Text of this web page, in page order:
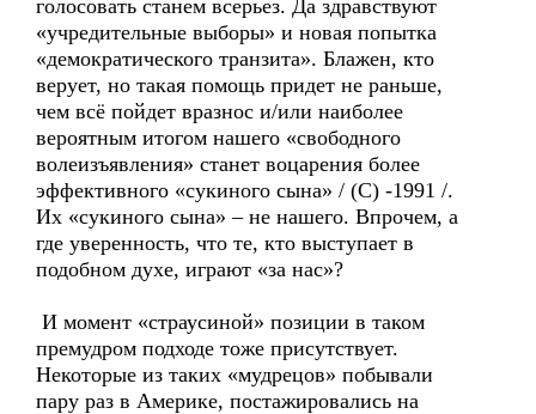
голосовать станем всерьез. Да здравствуют
«учредительные выборы» и новая попытка
«демократического транзита». Блажен, кто
верует, но такая помощь придет не раньше,
чем всё пойдет вразнос и/или наиболее
вероятным итогом нашего «свободного
волеизъявления» станет воцарения более
эффективного «сукиного сына» / (С) -1991 /.
Их «сукиного сына» – не нашего. Впрочем, а
где уверенность, что те, кто выступает в
подобном духе, играют «за нас»?
И момент «страусиной» позиции в таком
премудром подходе тоже присутствует.
Некоторые из таких «мудрецов» побывали
пару раз в Америке, постажировались на